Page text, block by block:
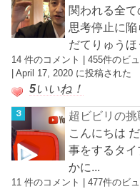
関われる全
思考停止に
だてりゅうほ
14 件のコメント |455件のビ
|April 17, 2020 に投稿された
5いいね！
超ビビリの挑
こんにちは
事をするタ
かに...
11 件のコメント |477件のビ